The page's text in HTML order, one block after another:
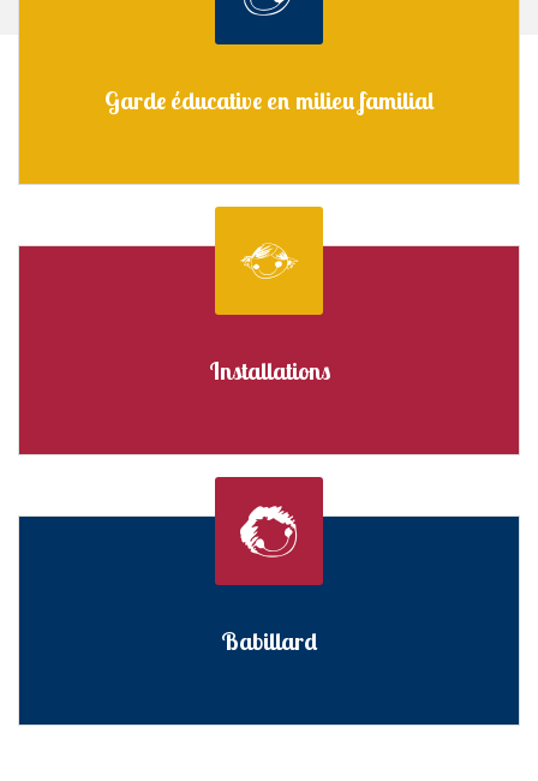
Garde éducative en milieu familial
Installations
Babillard